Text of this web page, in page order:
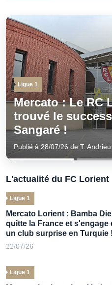
Ligue 1
Mercato
ratée ? La
avorté de
Publié à 28/07/26 de
L'actualité du FC Lorient
Mercato Lorient : Bamba